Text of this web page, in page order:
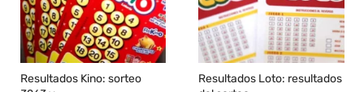
Resultados Kino: sorteo
Resultados Loto: resultados